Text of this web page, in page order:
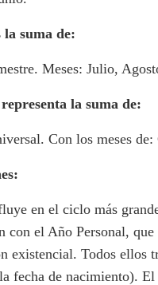
suma de:
Meses: Julio,
la suma de:
Con los meses
en el ciclo más
con el Año Personal,
existencial. Todos ellos
fecha de nacimiento).